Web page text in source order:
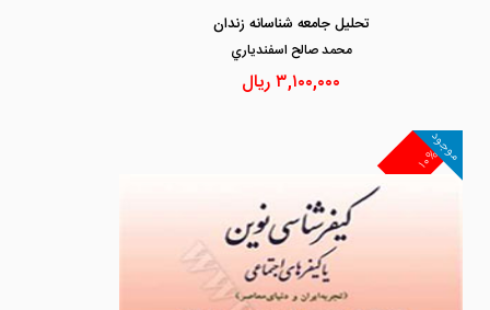
تحلیل جامعه شناسانه زندان
محمد صالح اسفندياري
۳,۱۰۰,۰۰۰ریال
۱۰%
موجود